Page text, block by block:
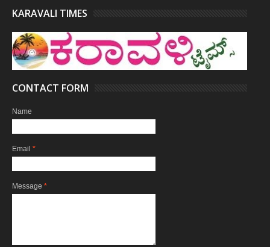
KARAVALI TIMES
CONTACT FORM
Name
Email *
Message *